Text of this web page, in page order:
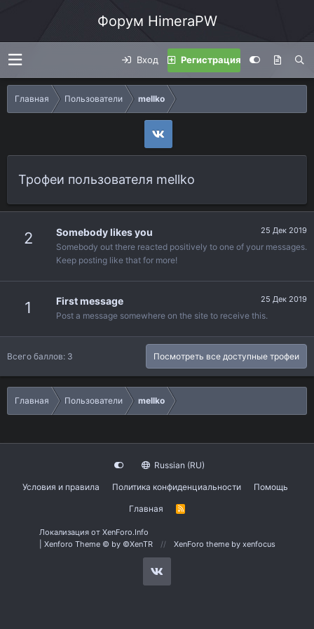
Форум HimeraPW
Вход Регистрация
Главная Пользователи mellko
Трофеи пользователя mellko
2 25 Дек 2019
Somebody likes you
Somebody out there reacted positively to one of your messages.
Keep posting like that for more!
1 25 Дек 2019
First message
Post a message somewhere on the site to receive this.
Всего баллов: 3 Посмотреть все доступные трофеи
Главная Пользователи mellko
Russian (RU)
Условия и правила Политика конфиденциальности Помощь
Главная
R
Локализация от XenForo.Info
Xenforo Theme© by ©XenTR XenForo themeby xenfocus